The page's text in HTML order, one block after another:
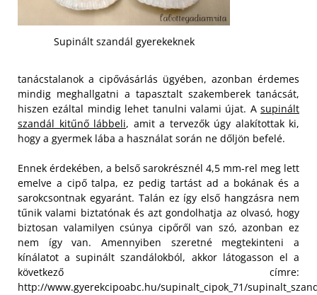
Supinált szandál gyerekeknek
tanácstalanok a cipővásárlás ügyében, azonban érdemes
mindig meghallgatni a tapasztalt szakemberek tanácsát,
hiszen ezáltal mindig lehet tanulni valami újat. A supinált
szandál kitűnő lábbeli, amit a tervezők úgy alakítottak ki,
hogy a gyermek lába a használat során ne dőljön befelé.
Ennek érdekében, a belső sarokrésznél 4,5 mm-rel meg lett
emelve a cipő talpa, ez pedig tartást ad a bokának és a
sarokcsontnak egyaránt. Talán ez így első hangzásra nem
tűnik valami biztatónak és azt gondolhatja az olvasó, hogy
biztosan valamilyen csúnya cipőről van szó, azonban ez
nem így van. Amennyiben szeretné megtekinteni a
kínálatot a supinált szandálokból, akkor látogasson el a
következő címre:
http://www.gyerekcipoabc.hu/supinalt_cipok_71/